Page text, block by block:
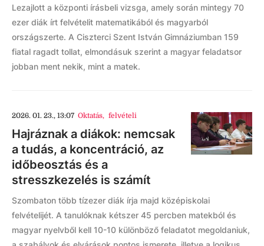
Lezajlott a központi írásbeli vizsga, amely során mintegy 70
ezer diák írt felvételit matematikából és magyarból
országszerte. A Ciszterci Szent István Gimnáziumban 159
fiatal ragadt tollat, elmondásuk szerint a magyar feladatsor
jobban ment nekik, mint a matek.
2026. 01. 23., 13:07 Oktatás, felvételi
Hajráznak a diákok: nemcsak
a tudás, a koncentráció, az
időbeosztás és a
stresszkezelés is számít
Szombaton több tízezer diák írja majd középiskolai
felvételijét. A tanulóknak kétszer 45 percben matekból és
magyar nyelvből kell 10-10 különböző feladatot megoldaniuk,